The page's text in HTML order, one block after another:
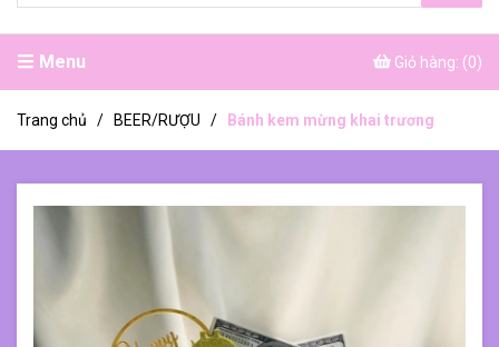
Menu Giỏ hàng: (0)
Trang chủ / BEER/RƯỢU / Bánh kem mừng khai trương